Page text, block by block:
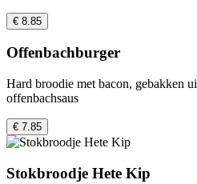
€ 8.85
Offenbachburger
Hard broodie met bacon, gebakken
offenbachsaus
€ 7.85
Stokbroodje Hete Kip